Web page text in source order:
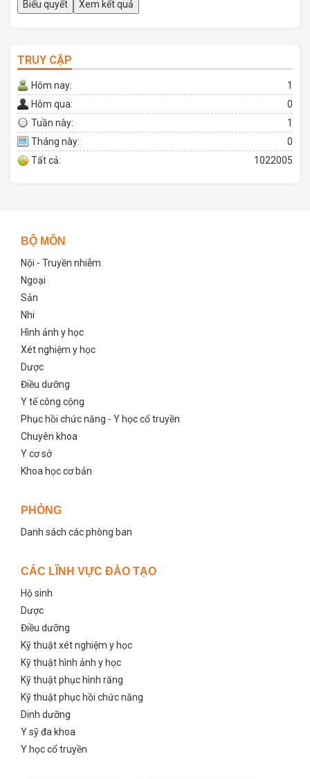
TRUY CẬP
Hôm nay:
1
Hôm qua:
0
Tuần này:
1
Tháng này:
0
Tất cả:
1022005
BỘ MÔN
Nội - Truyền nhiễm
Ngoại
Sản
Nhi
Hình ảnh y học
Xét nghiệm y học
Dược
Điều dưỡng
Y tế công cộng
Phục hồi chức năng - Y học cổ truyền
Chuyên khoa
Y cơ sở
Khoa học cơ bản
PHÒNG
Danh sách các phòng ban
CÁC LĨNH VỰC ĐÀO TẠO
Hộ sinh
Dược
Điều dưỡng
Kỹ thuật xét nghiệm y học
Kỹ thuật hình ảnh y học
Kỹ thuật phục hình răng
Kỹ thuật phục hồi chức năng
Dinh dưỡng
Y sỹ đa khoa
Y học cổ truyền